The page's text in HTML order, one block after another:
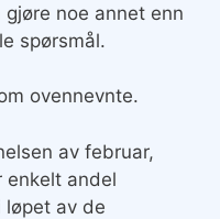
noe annet enn
spørsmål.
ovennevnte.
av februar,
andel
løpet av de